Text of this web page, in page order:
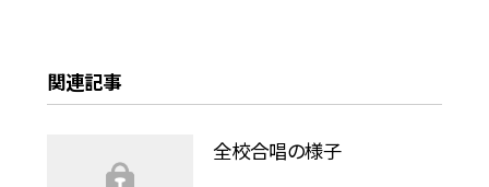
関連記事
全校合唱の様子